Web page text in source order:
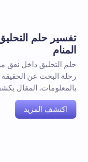
تفسير حلم
المنام
حلم التحليق داخل نفق
رحلة البحث عن
بالمعلومات. المقال
اكتشف المزيد